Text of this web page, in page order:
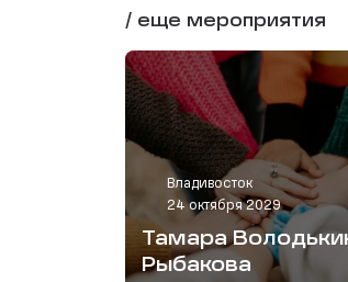
/ еще мероприятия
Владивосток
24 октября 2029
Тамара
Рыбакова